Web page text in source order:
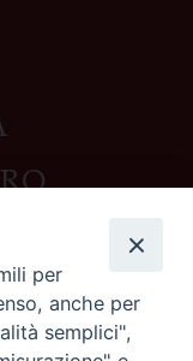
per
anche per
semplici",